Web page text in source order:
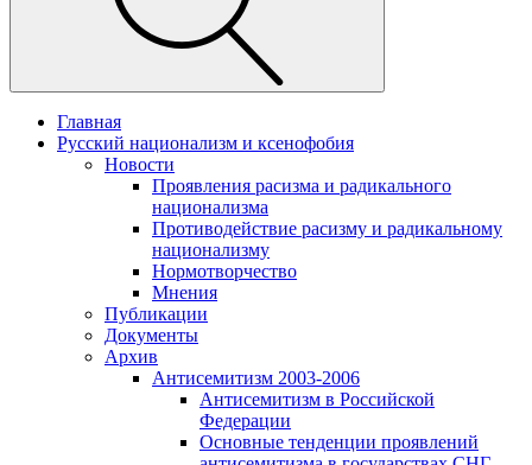
Главная
Русский национализм и ксенофобия
Новости
Проявления расизма и радикального
национализма
Противодействие расизму и радикальному
национализму
Нормотворчество
Мнения
Публикации
Документы
Архив
Антисемитизм 2003-2006
Антисемитизм в Российской
Федерации
Основные тенденции проявлений